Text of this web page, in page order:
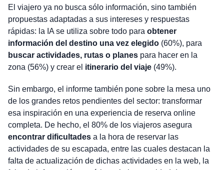
El viajero ya no busca sólo información, sino también
propuestas adaptadas a sus intereses y respuestas
rápidas: la IA se utiliza sobre todo para obtener
información del destino una vez elegido(60%), para
buscar actividades, rutas o planespara hacer en la
zona (56%) y crear el itinerario del viaje (49%).
Sin embargo, el informe también pone sobre la mesa uno
de los grandes retos pendientes del sector: transformar
esa inspiración en una experiencia de reserva online
completa. De hecho, el 80% de los viajeros asegura
encontrar dificultadesa la hora de reservar las
actividades de su escapada, entre las cuales destacan la
falta de actualización de dichas actividades en la web, la